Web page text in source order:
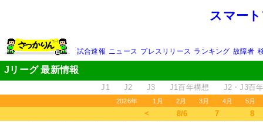
スマー
試合速報 ニュース プレスリリース ランキング 故障者
Jリーグ 最新情報
J1 J2 J3 J1百年構想 J2・J3百
2026年 1月 2月 3月 4月 5月
＜ 8/6 7 8